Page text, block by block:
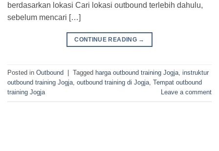
berdasarkan lokasi Cari lokasi outbound terlebih dahulu,
sebelum mencari […]
CONTINUE READING →
Posted in Outbound Tagged harga outbound training Jogja, instruktur
outbound training Jogja, outbound training di Jogja, Tempat outbound
training Jogja
Leave a comment